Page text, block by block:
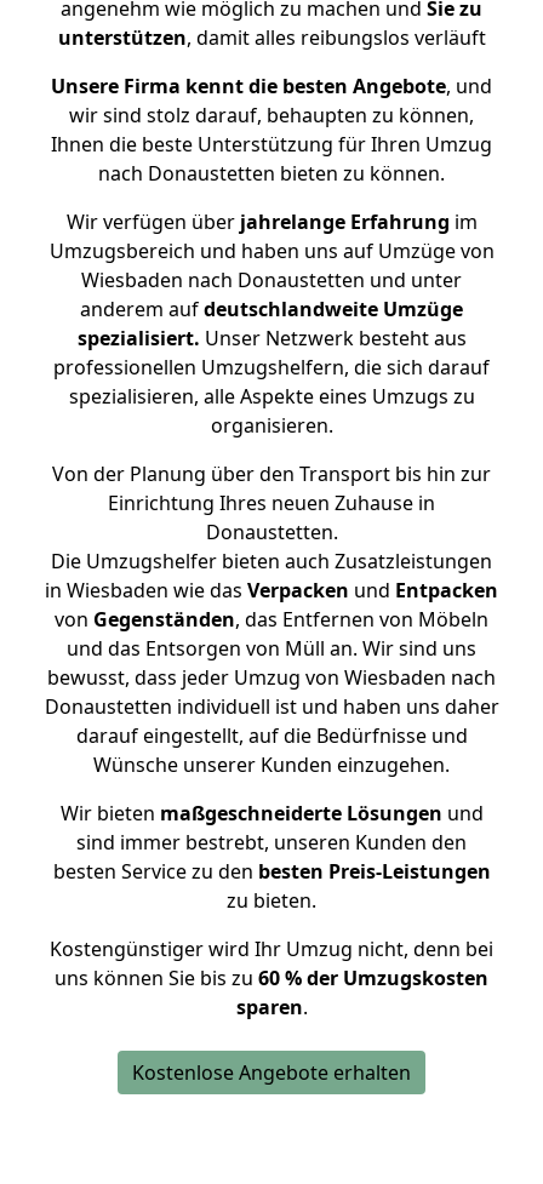
angenehm wie möglich zu machen und Sie zu
unterstützen, damit alles reibungslos verläuft
Unsere Firma kennt die besten Angebote, und
wir sind stolz darauf, behaupten zu können,
Ihnen die beste Unterstützung für Ihren Umzug
nach Donaustetten bieten zu können.
Wir verfügen überjahrelange Erfahrung im
Umzugsbereich und haben uns auf Umzüge von
Wiesbaden nach Donaustetten und unter
anderem aufdeutschlandweite Umzüge
spezialisiert. Unser Netzwerk besteht aus
professionellen Umzugshelfern, die sich darauf
spezialisieren, alle Aspekte eines Umzugs zu
organisieren.
Von der Planung über den Transport bis hin zur
Einrichtung Ihres neuen Zuhause in
Donaustetten.
Die Umzugshelfer bieten auch Zusatzleistungen
in Wiesbaden wie das Verpacken und Entpacken
von Gegenständen, das Entfernen von Möbeln
und das Entsorgen von Müll an. Wir sind uns
bewusst, dass jeder Umzug von Wiesbaden nach
Donaustetten individuell ist und haben uns daher
darauf eingestellt, auf die Bedürfnisse und
Wünsche unserer Kunden einzugehen.
Wir bieten maßgeschneiderte Lösungen und
sind immer bestrebt, unseren Kunden den
besten Service zu den besten Preis-Leistungen
zu bieten.
Kostengünstiger wird Ihr Umzug nicht, denn bei
uns können Sie bis zu 60 % der Umzugskosten
sparen.
Kostenlose Angebote erhalten